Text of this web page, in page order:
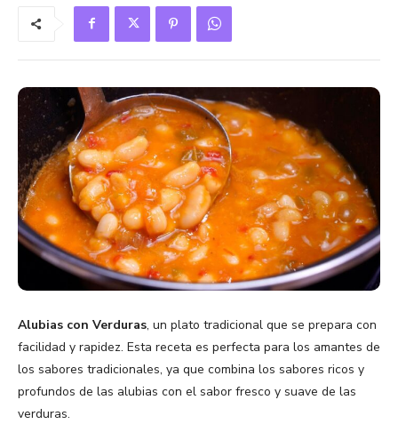
Alubias con Verduras, un plato tradicional que se prepara con
facilidad y rapidez. Esta receta es perfecta para los amantes de
los sabores tradicionales, ya que combina los sabores ricos y
profundos de las alubias con el sabor fresco y suave de las
verduras.